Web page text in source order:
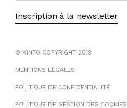
Inscription à la newsletter
© KINTO COPYRIGHT 2019
MENTIONS LÉGALES
POLITIQUE DE CONFIDENTIALITÉ
POLITIQUE DE GESTION DES COOKIES